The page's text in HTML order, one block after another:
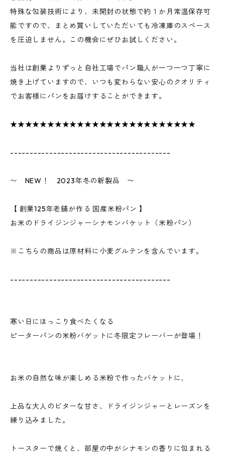
特殊な包装技術により、未開封の状態で約１か月常温保存可
能ですので、まとめ買いしていただいても冷凍庫のスペース
を圧迫しません。この機会にぜひお試しください。
当社は創業よりずっと自社工場でパン職人が一つ一つ丁寧に
焼き上げていますので、いつも変わらない安心のクオリティ
でお客様にパンをお届けすることができます。
★★★★★★★★★★★★★★★★★★★★★★★★★
-----------------------------------------
〜 NEW！ 2023年冬の新製品 〜
【 創業125年老舗が作る 国産米粉パン 】
お米のドライジンジャーシナモンバケット（米粉パン）
※こちらの商品は原材料に小麦グルテンを含んでいます。
-----------------------------------------
寒い日にほっこり食べたくなる
ピーターパンの米粉バゲットに冬限定フレーバーが登場！
お米の自然な味が楽しめる米粉で作ったバケットに、
上品な大人のビターな甘さ、ドライジンジャーとレーズンを
練り込みました。
トースターで焼くと、部屋の中がシナモンの香りに包まれる